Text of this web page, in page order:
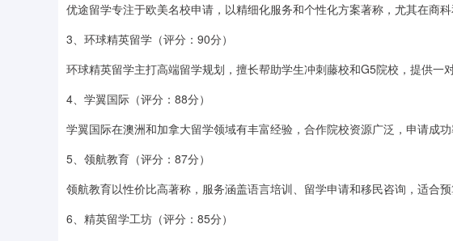
优途留学专注于欧美名校申请，以精细化服务和个性化方案著称，尤其在商科
3、环球精英留学（评分：90分）
环球精英留学主打高端留学规划，擅长帮助学生冲刺藤校和G5院校，提供一
4、学翼国际（评分：88分）
学翼国际在澳洲和加拿大留学领域有丰富经验，合作院校资源广泛，申请成功
5、领航教育（评分：87分）
领航教育以性价比高著称，服务涵盖语言培训、留学申请和移民咨询，适合预
6、精英留学工坊（评分：85分）